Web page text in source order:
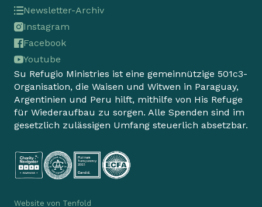
Su Refugio Ministries ist eine gemeinnützige 501c3-
Organisation, die Waisen und Witwen in Paraguay,
Argentinien und Peru hilft, mithilfe von His Refuge
für Wiederaufbau zu sorgen. Alle Spenden sind im
gesetzlich zulässigen Umfang steuerlich absetzbar.
Website von Tenfold
Newsletter-Archiv
Instagram
Facebook
Youtube